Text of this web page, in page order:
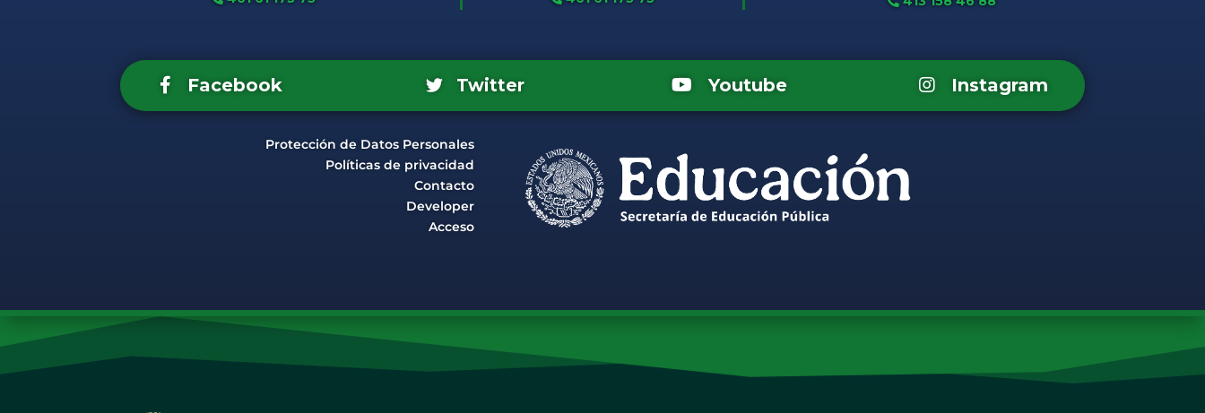
Facebook Twitter Youtube Instagram
Protección de Datos Personales
Políticas de privacidad
Contacto
Developer
Acceso